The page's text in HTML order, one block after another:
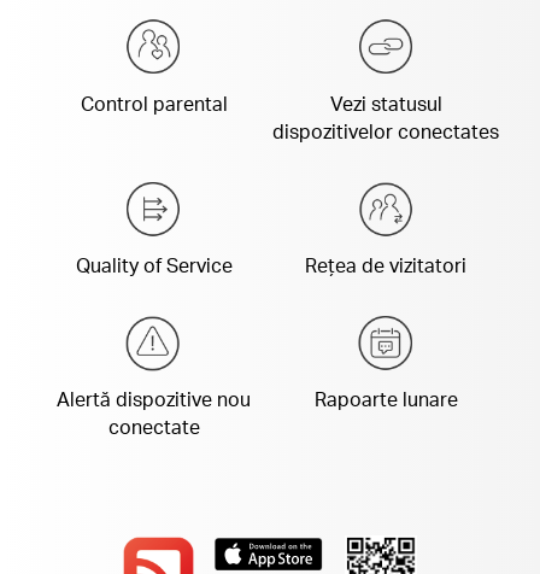
Control parental
Vezi statusul
dispozitivelor conectates
Quality of Service Rețea de vizitatori
Alertă dispozitive nou
conectate
Rapoarte lunare